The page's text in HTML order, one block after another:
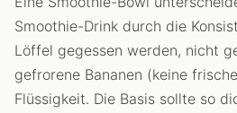
Smoothie-Drink durch die
Löffel gegessen werden, nicht
gefrorene Bananen (keine
Flüssigkeit. Die Basis sollte so